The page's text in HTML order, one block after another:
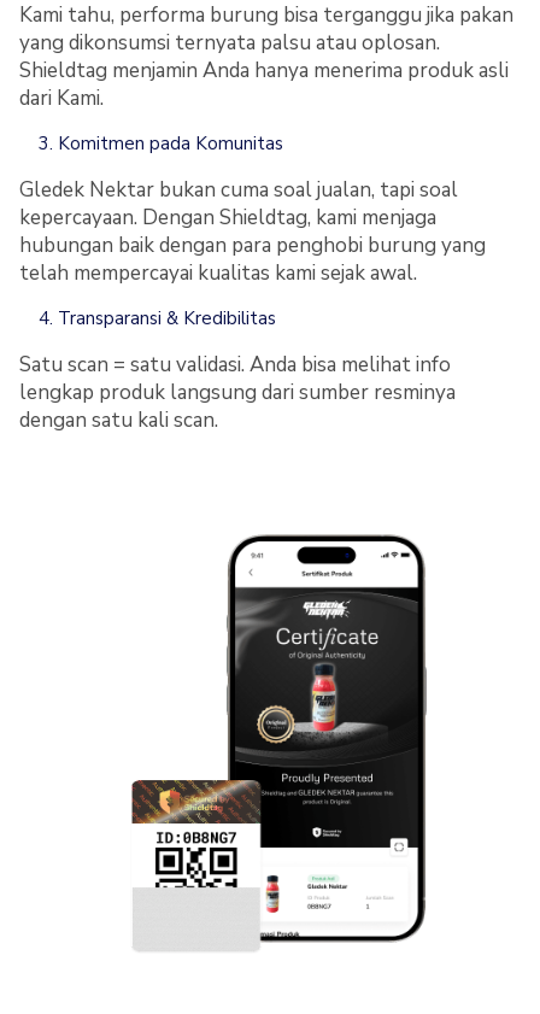
Kami tahu, performa burung bisa terganggu jika pakan
yang dikonsumsi ternyata palsu atau oplosan.
Shieldtag menjamin Anda hanya menerima produk asli
dari Kami.
Komitmen pada Komunitas
Gledek Nektar bukan cuma soal jualan, tapi soal
kepercayaan. Dengan Shieldtag, kami menjaga
hubungan baik dengan para penghobi burung yang
telah mempercayai kualitas kami sejak awal.
Transparansi & Kredibilitas
Satu scan = satu validasi. Anda bisa melihat info
lengkap produk langsung dari sumber resminya
dengan satu kali scan.